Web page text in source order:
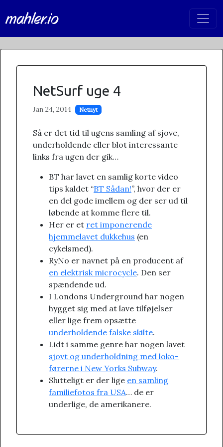
mahler.io
NetSurf uge 4
Jan 24, 2014 Netnyt
Så er det tid til ugens samling af sjove,
underholdende eller blot interessante
links fra ugen der gik…
BT har lavet en samlig korte video
tips kaldet “BT Sådan!”, hvor der er
en del gode imellem og der ser ud til
løbende at komme flere til.
Her er et ret imponerende
hjemmelavet dukkehus (en
cykelsmed).
RyNo er navnet på en producent af
en elektrisk microcycle. Den ser
spændende ud.
I Londons Underground har nogen
hygget sig med at lave tilføjelser
eller lige frem opsætte
underholdende falske skilte.
Lidt i samme genre har nogen lavet
sjovt og underholdning med loko-
førerne i New Yorks Subway.
Slutteligt er der lige en samling
familiefotos fra USA… de er
underlige, de amerikanere.